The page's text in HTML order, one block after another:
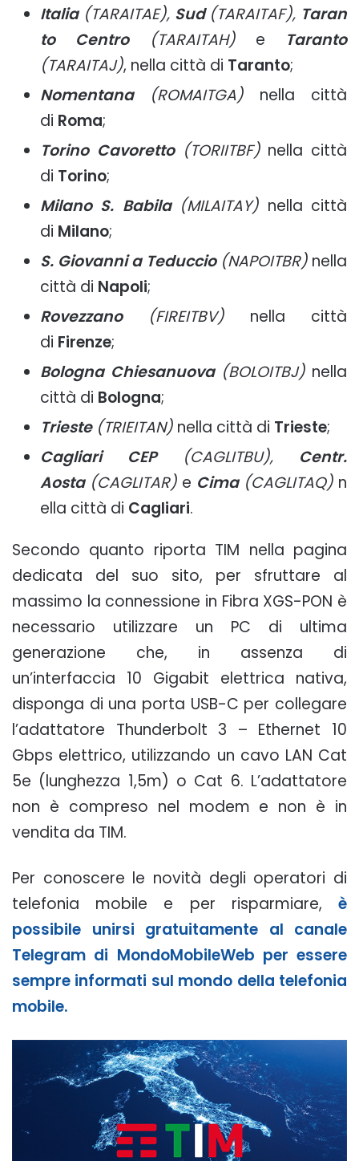
Italia(TARAITAE), Sud(TARAITAF), Taran
to Centro(TARAITAH)e
Taranto
(TARAITAJ), nella città di Taranto;
Nomentana(ROMAITGA) nella città
di Roma;
Torino Cavoretto(TORIITBF)nella città
di Torino;
Milano S. Babila(MILAITAY) nella città
di Milano;
S. Giovanni a Teduccio(NAPOITBR) nella
città di Napoli;
Rovezzano(FIREITBV) nella città
di Firenze;
Bologna Chiesanuova(BOLOITBJ) nella
città di Bologna;
Trieste(TRIEITAN) nella città di Trieste;
Cagliari CEP(CAGLITBU), Centr.
Aosta(CAGLITAR) e Cima(CAGLITAQ) n
ella città di Cagliari.
Secondo quanto riporta TIM nella pagina
dedicata del suo sito, per sfruttare al
massimo la connessione in Fibra XGS-PON è
necessario utilizzare un PC di ultima
generazione che, in assenza di
un’interfaccia 10 Gigabit elettrica nativa,
disponga di una porta USB-C per collegare
l’adattatore Thunderbolt 3 – Ethernet 10
Gbps elettrico, utilizzando un cavo LAN Cat
5e (lunghezza 1,5m) o Cat 6. L’adattatore
non è compreso nel modem e non è in
vendita da TIM.
Per conoscere le novità degli operatori di
telefonia mobile e per risparmiare,
è
possibile unirsi gratuitamente al canale
Telegram di MondoMobileWeb per essere
sempre informati sul mondo della telefonia
mobile.